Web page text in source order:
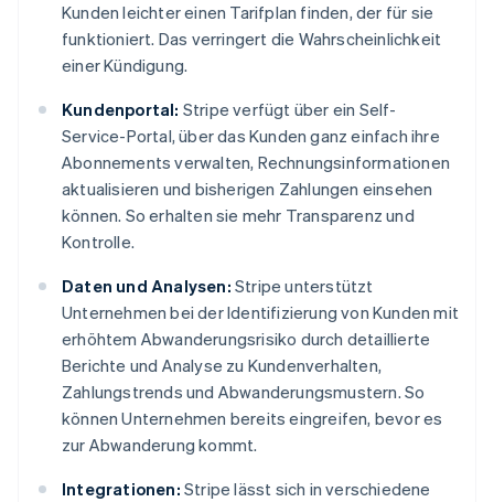
Kunden leichter einen Tarifplan finden, der für sie
funktioniert. Das verringert die Wahrscheinlichkeit
einer Kündigung.
Kundenportal: Stripe verfügt über ein Self-
Service-Portal, über das Kunden ganz einfach ihre
Abonnements verwalten, Rechnungsinformationen
aktualisieren und bisherigen Zahlungen einsehen
können. So erhalten sie mehr Transparenz und
Kontrolle.
Daten und Analysen: Stripe unterstützt
Unternehmen bei der Identifizierung von Kunden mit
erhöhtem Abwanderungsrisiko durch detaillierte
Berichte und Analyse zu Kundenverhalten,
Zahlungstrends und Abwanderungsmustern. So
können Unternehmen bereits eingreifen, bevor es
zur Abwanderung kommt.
Integrationen: Stripe lässt sich in verschiedene